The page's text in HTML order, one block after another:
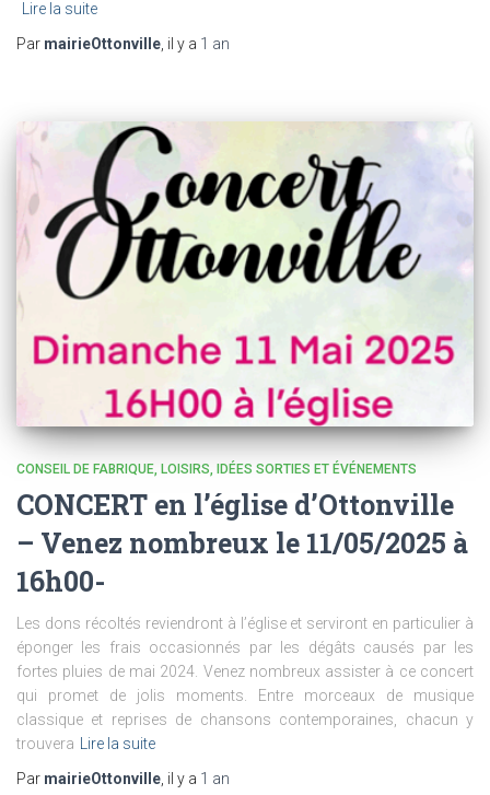
Lire la suite
Par mairieOttonville , il y a 1 an
CONSEIL DE FABRIQUE LOISIRS, IDÉES SORTIES ET ÉVÉNEMENTS
CONCERT en l’église d’Ottonville
– Venez nombreux le 11/05/2025 à
16h00-
Les dons récoltés reviendront à l’église et serviront en particulier à
éponger les frais occasionnés par les dégâts causés par les
fortes pluies de mai 2024. Venez nombreux assister à ce concert
qui promet de jolis moments. Entre morceaux de musique
classique et reprises de chansons contemporaines, chacun y
trouvera Lire la suite
Par mairieOttonville , il y a 1 an